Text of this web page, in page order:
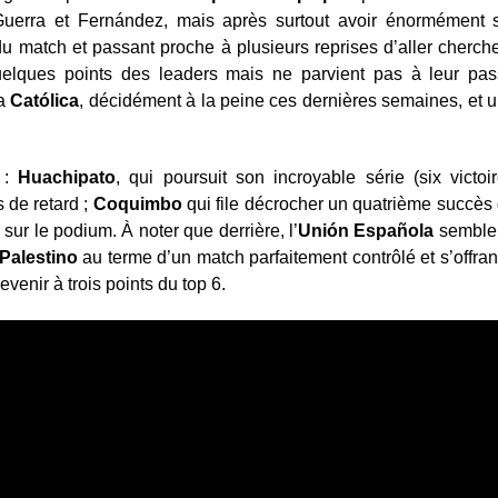
et Fernández, mais après surtout avoir énormément
match et passant proche à plusieurs reprises d’aller
points des leaders mais ne parvient pas à leur
Católica, décidément à la peine ces dernières semaines, et
: Huachipato, qui poursuit son incroyable série (six
de retard ; Coquimboqui file décrocher un quatrième
le podium. À noter que derrière, l’Unión Española
au terme d’un match parfaitement contrôlé et
à trois points du top 6.